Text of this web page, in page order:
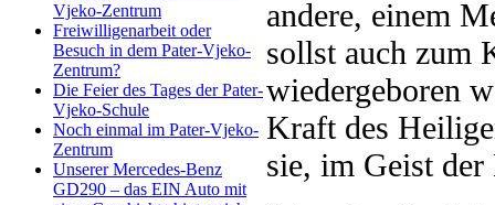
Vjeko-Zentrum
Freiwilligenarbeit oder
Besuch in dem Pater-Vjeko-
Zentrum?
Die Feier des Tages der Pater-
Vjeko-Schule
Noch einmal im Pater-Vjeko-
Zentrum
Unserer Mercedes-Benz
GD290 – das EIN Auto mit
andere, einem
sollst auch zum
wiedergeboren
Kraft des
sie, im Geist